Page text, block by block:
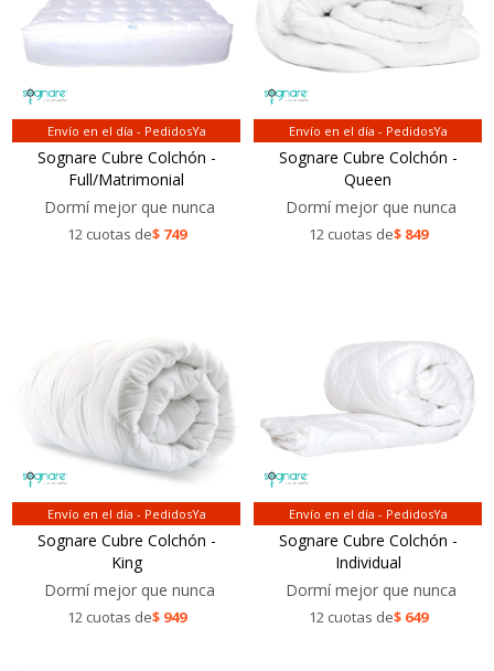
Envío en el día - PedidosYa
Sognare Cubre Colchón -
Full/Matrimonial
Dormí mejor que nunca
12 cuotas de$ 749
Envío en el día - PedidosYa
Sognare Cubre Colchón -
Queen
Dormí mejor que nunca
12 cuotas de$ 849
Envío en el día - PedidosYa
Sognare Cubre Colchón -
King
Dormí mejor que nunca
12 cuotas de$ 949
Envío en el día - PedidosYa
Sognare Cubre Colchón -
Individual
Dormí mejor que nunca
12 cuotas de$ 649